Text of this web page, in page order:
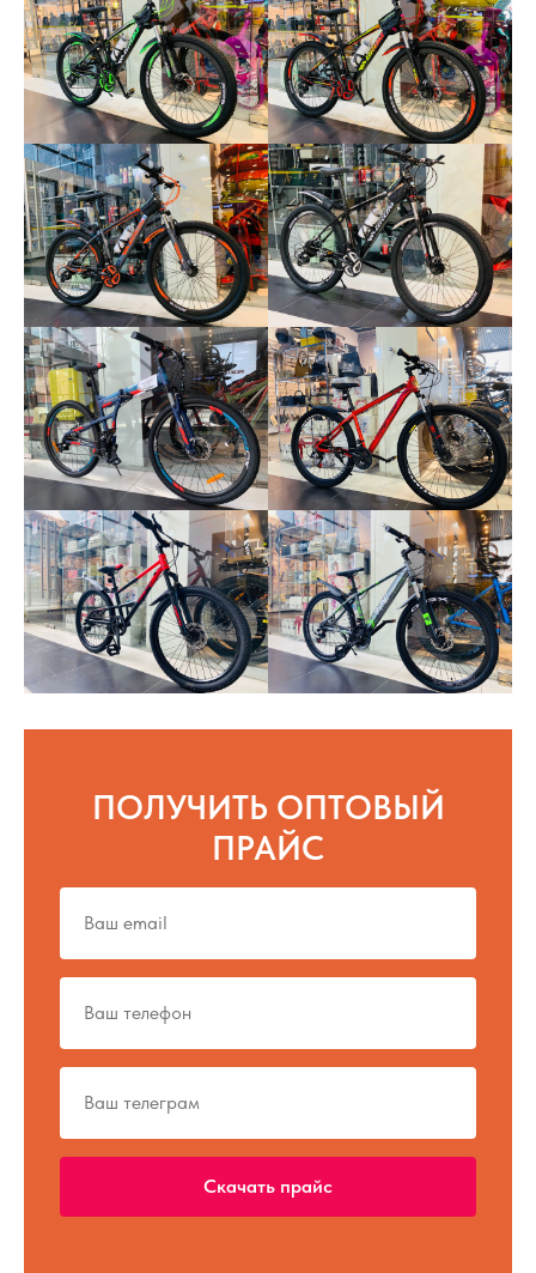
ПОЛУЧИТЬ ОПТОВЫЙ
ПРАЙС
Скачать прайс